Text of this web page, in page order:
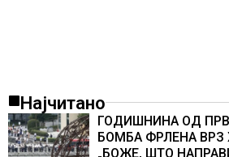
Најчитано
ГОДИШНИНА ОД
БОМБА ФРЛЕНА
„БОЖЕ, ШТО